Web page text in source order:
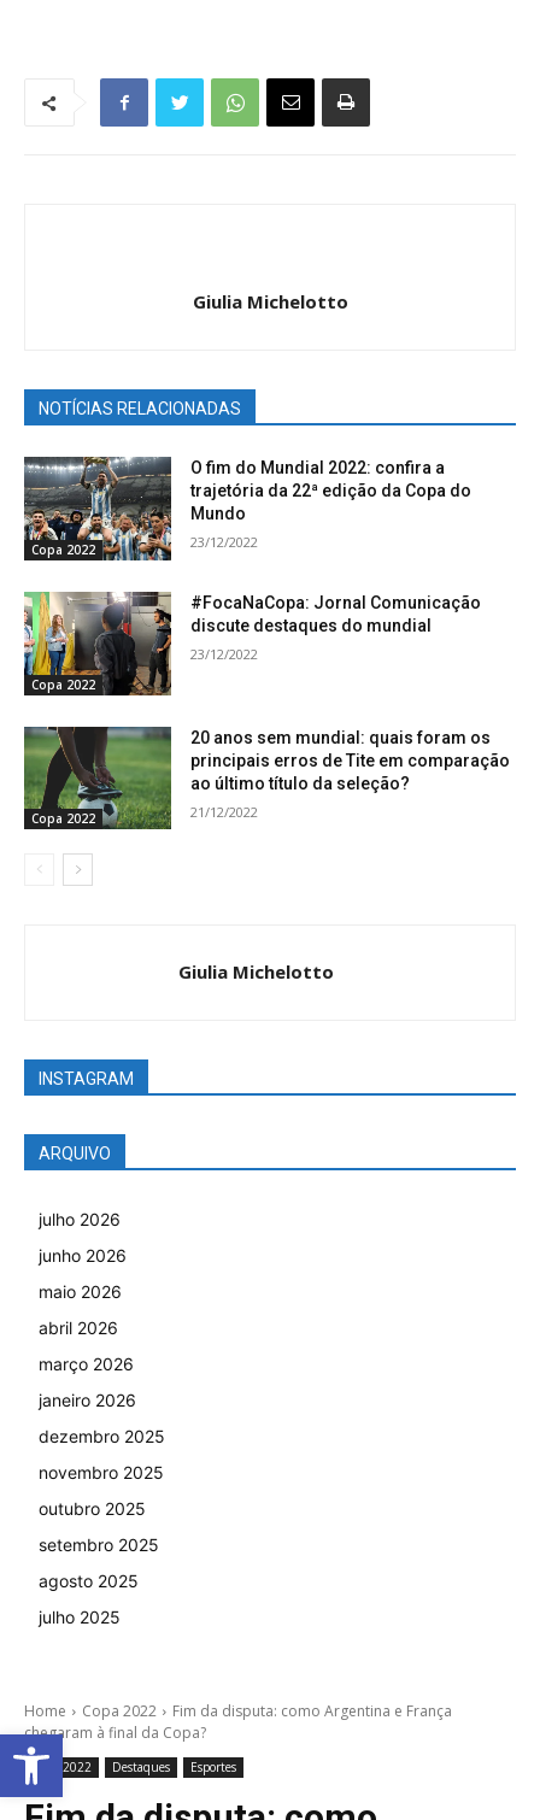
Giulia Michelotto
NOTÍCIAS RELACIONADAS
Copa 2022
O fim do Mundial 2022: confira a
trajetória da 22ª edição da Copa do
Mundo
23/12/2022
Copa 2022
#FocaNaCopa: Jornal Comunicação
discute destaques do mundial
23/12/2022
Copa 2022
20 anos sem mundial: quais foram os
principais erros de Tite em comparação
ao último título da seleção?
21/12/2022
Giulia Michelotto
INSTAGRAM
ARQUIVO
julho 2026
junho 2026
maio 2026
abril 2026
março 2026
janeiro 2026
dezembro 2025
novembro 2025
outubro 2025
setembro 2025
agosto 2025
julho 2025